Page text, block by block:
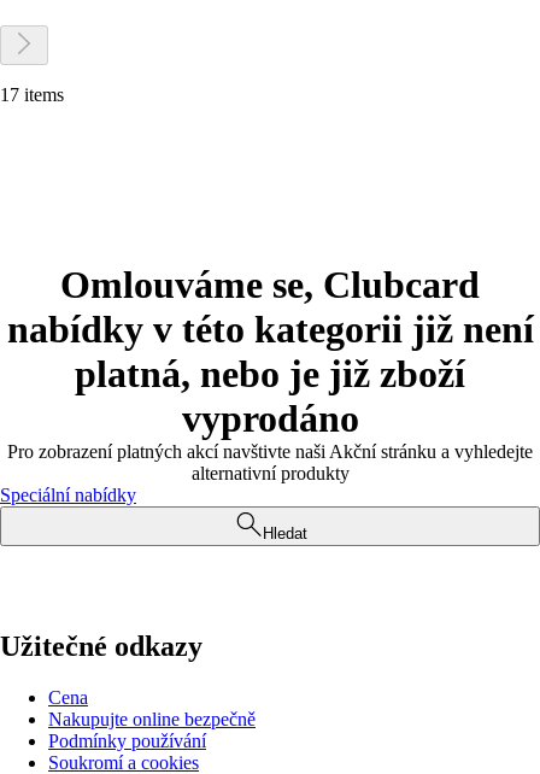
17 items
Omlouváme se, Clubcard
nabídky v této kategorii již není
platná, nebo je již zboží
vyprodáno
Pro zobrazení platných akcí navštivte naši Akční stránku a vyhledejte
alternativní produkty
Speciální nabídky
Hledat
Užitečné odkazy
Cena
Nakupujte online bezpečně
Podmínky používání
Soukromí a cookies